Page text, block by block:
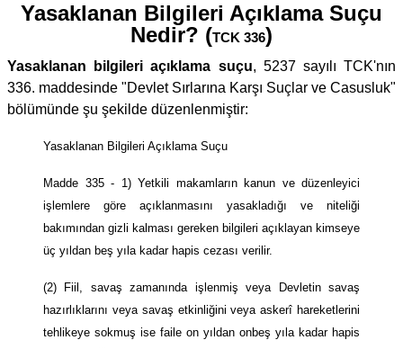
Yasaklanan Bilgileri Açıklama Suçu
Nedir? (TCK 336)
Yasaklanan bilgileri açıklama suçu, 5237 sayılı TCK'nın
336. maddesinde "Devlet Sırlarına Karşı Suçlar ve Casusluk"
bölümünde şu şekilde düzenlenmiştir:
Yasaklanan Bilgileri Açıklama Suçu
Madde 335 - 1) Yetkili makamların kanun ve düzenleyici
işlemlere göre açıklanmasını yasakladığı ve niteliği
bakımından gizli kalması gereken bilgileri açıklayan kimseye
üç yıldan beş yıla kadar hapis cezası verilir.
(2) Fiil, savaş zamanında işlenmiş veya Devletin savaş
hazırlıklarını veya savaş etkinliğini veya askerî hareketlerini
tehlikeye sokmuş ise faile on yıldan onbeş yıla kadar hapis